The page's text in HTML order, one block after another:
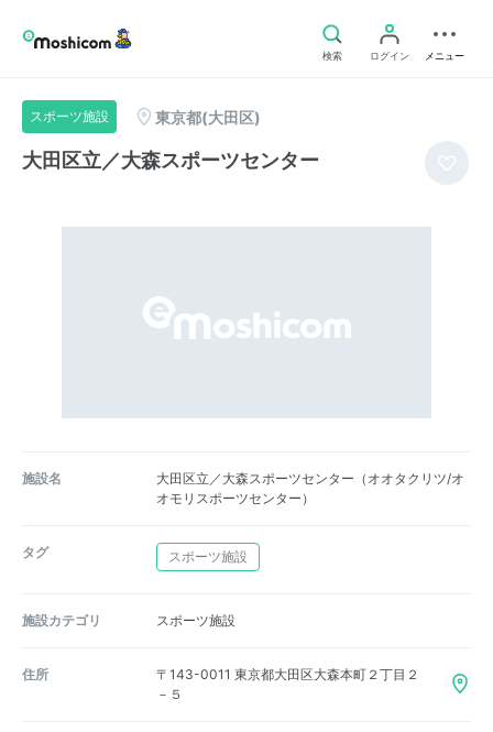
検索 ログイン メニュー
スポーツ施設 東京都(大田区)
大田区立／大森スポーツセンター
施設名
大田区立／大森スポーツセンター（オオタクリツ/オ
オモリスポーツセンター）
タグ スポーツ施設
施設カテゴリ スポーツ施設
住所
〒143-0011 東京都大田区大森本町２丁目２
－５